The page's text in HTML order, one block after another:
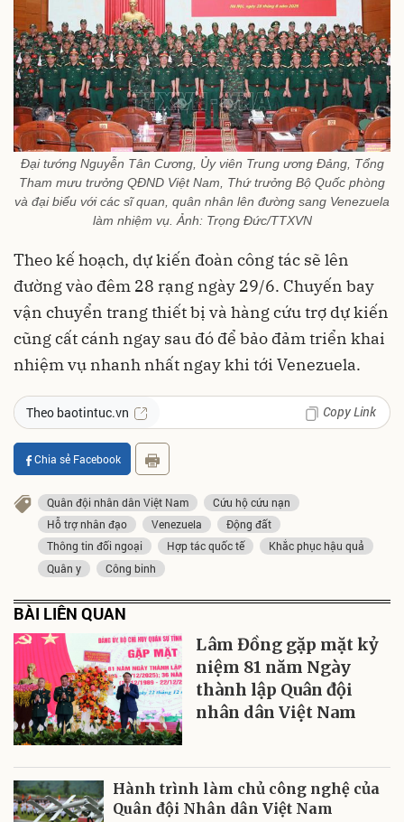
Đại tướng Nguyễn Tân Cương, Ủy viên Trung ương Đảng, Tổng
Tham mưu trưởng QĐND Việt Nam, Thứ trưởng Bộ Quốc phòng
và đại biểu với các sĩ quan, quân nhân lên đường sang Venezuela
làm nhiệm vụ. Ảnh: Trọng Đức/TTXVN
Theo kế hoạch, dự kiến đoàn công tác sẽ lên
đường vào đêm 28 rạng ngày 29/6. Chuyến bay
vận chuyển trang thiết bị và hàng cứu trợ dự kiến
cũng cất cánh ngay sau đó để bảo đảm triển khai
nhiệm vụ nhanh nhất ngay khi tới Venezuela.
Theo baotintuc.vn Copy Link
Chia sẻ Facebook
Quân đội nhân dân Việt Nam
Cứu hộ cứu nạn
Hỗ trợ nhân đạo
Venezuela
Động đất
Thông tin đối ngoại
Hợp tác quốc tế
Khắc phục hậu quả
Quân y
Công binh
BÀI LIÊN QUAN
Lâm Đồng gặp mặt kỷ
niệm 81 năm Ngày
thành lập Quân đội
nhân dân Việt Nam
Hành trình làm chủ công nghệ của
Quân đội Nhân dân Việt Nam